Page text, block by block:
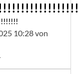
10:28 von